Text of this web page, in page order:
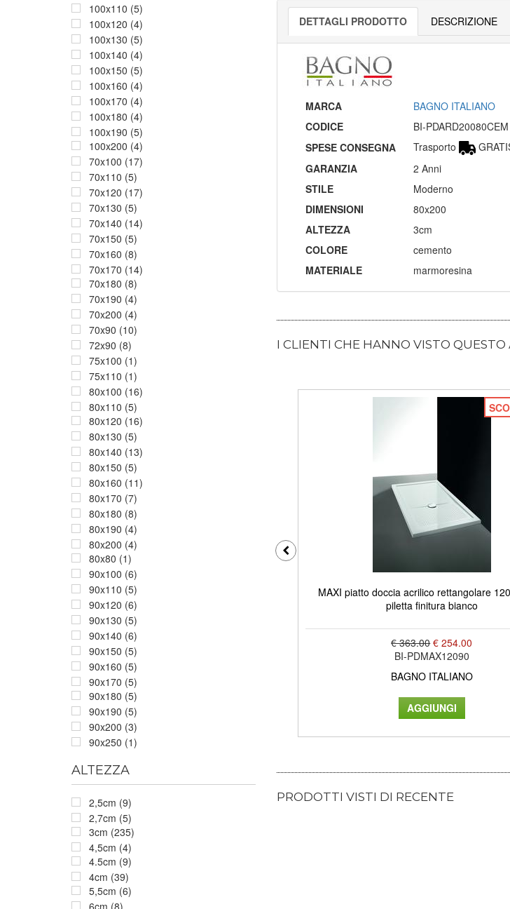
100x110 (5)
100x120 (4)
100x130 (5)
100x140 (4)
100x150 (5)
100x160 (4)
100x170 (4)
100x180 (4)
100x190 (5)
100x200 (4)
70x100 (17)
70x110 (5)
70x120 (17)
70x130 (5)
70x140 (14)
70x150 (5)
70x160 (8)
70x170 (14)
70x180 (8)
70x190 (4)
70x200 (4)
70x90 (10)
72x90 (8)
75x100 (1)
75x110 (1)
80x100 (16)
80x110 (5)
80x120 (16)
80x130 (5)
80x140 (13)
80x150 (5)
80x160 (11)
80x170 (7)
80x180 (8)
80x190 (4)
80x200 (4)
80x80 (1)
90x100 (6)
90x110 (5)
90x120 (6)
90x130 (5)
90x140 (6)
90x150 (5)
90x160 (5)
90x170 (5)
90x180 (5)
90x190 (5)
90x200 (3)
90x250 (1)
ALTEZZA
2,5cm (9)
2,7cm (5)
3cm (235)
4,5cm (4)
4.5cm (9)
4cm (39)
5,5cm (6)
6cm (8)
DETTAGLI PRODOTTO DESCRIZIONE
MARCA
BAGNO ITALIANO
CODICE
BI-PDARD20080CEM
SPESE CONSEGNA
Trasporto
GARANZIA
2 Anni
STILE
Moderno
DIMENSIONI
80x200
ALTEZZA
3cm
COLORE
cemento
MATERIALE
marmoresina
I CLIENTI CHE HANNO VISTO
MAXI piatto doccia acrilico rettangolare
piletta finitura bianco
€ 363.00 € 254.00
BI-PDMAX12090
BAGNO ITALIANO
PRODOTTI VISTI DI RECENTE